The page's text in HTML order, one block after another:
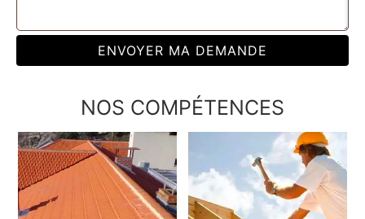
NOS COMPÉTENCES